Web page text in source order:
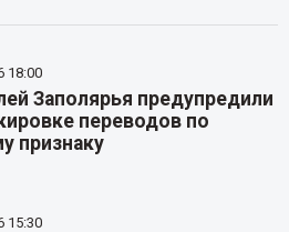
18:00
Заполярья предупредили
переводов по
признаку
15:30